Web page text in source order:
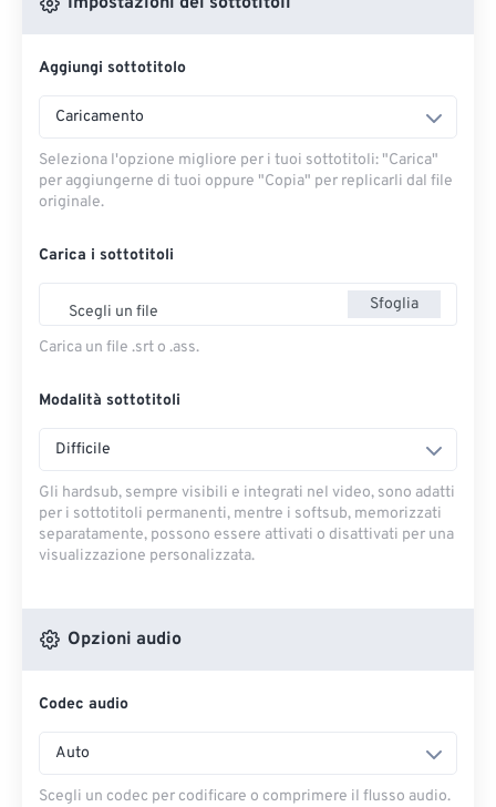
Aggiungi sottotitolo
Caricamento
Seleziona l'opzione migliore per i tuoi sottotitoli: "Carica" ​​
per aggiungerne di tuoi oppure "Copia" per replicarli dal file
originale.
Carica i sottotitoli
Scegli un file Sfoglia
Carica un file .srt o .ass.
Modalità sottotitoli
Difficile
Gli hardsub, sempre visibili e integrati nel video, sono adatti
per i sottotitoli permanenti, mentre i softsub, memorizzati
separatamente, possono essere attivati ​​o disattivati ​​per una
visualizzazione personalizzata.
Opzioni audio
Codec audio
Auto
Scegli un codec per codificare o comprimere il flusso audio.